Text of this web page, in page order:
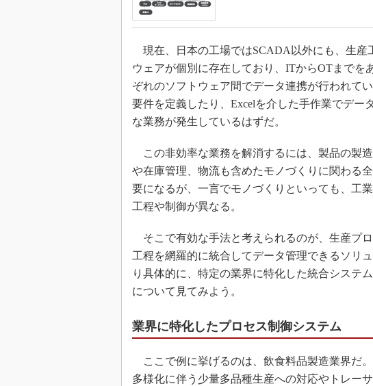
現在、日本の工場ではSCADA以外にも、生産
ウェアが個別に存在しており、ITからOTまでを
ぞれのソフトウェア間でデータ連携が行われて
要件を定義したり、Excelを介した手作業でデー
な業務が発生しているはずだ。
この非効率な業務を解消するには、製品の製
や在庫管理、物流も含めたモノづくりに関わる
要になるが、一言でモノづくりといっても、工
工程や制御が異なる。
そこで有効な手法と考えられるのが、生産プ
工程を網羅的に統合してデータ管理できるソリ
り具体的に、特定の業界に特化した統合システ
について見てみよう。
業界に特化したプロセス制御システム
ここで例に挙げるのは、飲食料品製造業界だ
多様化に伴う少量多品種生産への対応やトレー